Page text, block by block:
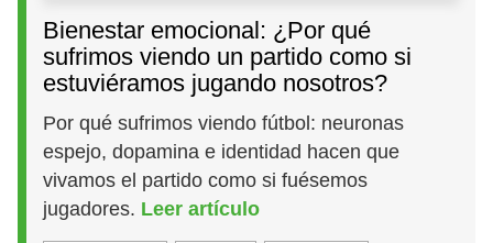
Bienestar emocional: ¿Por qué
sufrimos viendo un partido como si
estuviéramos jugando nosotros?
Por qué sufrimos viendo fútbol: neuronas
espejo, dopamina e identidad hacen que
vivamos el partido como si fuésemos
jugadores. Leer artículo